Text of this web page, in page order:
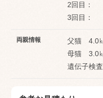
2回目：
3回目：
両親情報
父猫 4.0
母猫 3.0
遺伝子検